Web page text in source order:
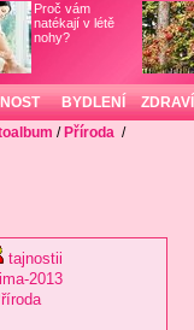
Proč vám
natékají v létě
nohy?
BYDLENÍ ZDRAVÍ
/ Příroda /
tajnostii
2013